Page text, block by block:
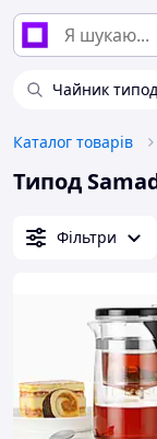
Чайник типод
Каталог товарів
Типод
Фільтри